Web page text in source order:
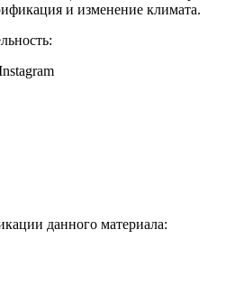
и изменение климата.
данного материала: